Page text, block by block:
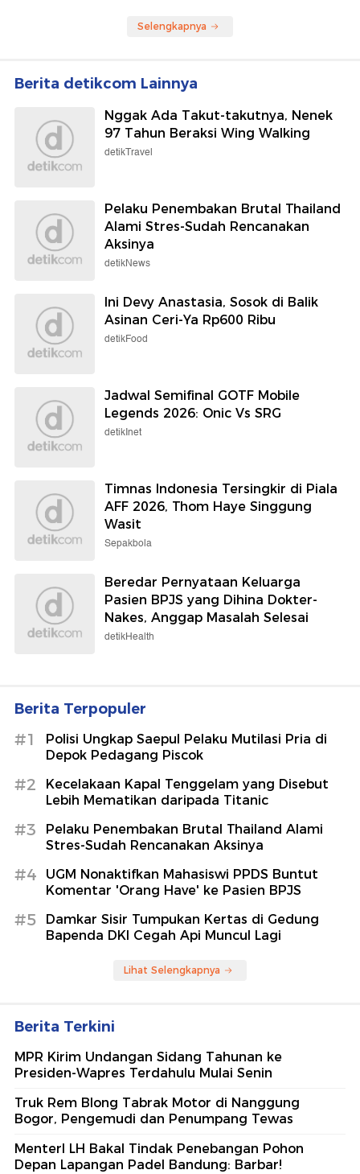
Selengkapnya
Berita detikcom Lainnya
Nggak Ada Takut-takutnya, Nenek
97 Tahun Beraksi Wing Walking
detikTravel
Pelaku Penembakan Brutal Thailand
Alami Stres-Sudah Rencanakan
Aksinya
detikNews
Ini Devy Anastasia, Sosok di Balik
Asinan Ceri-Ya Rp600 Ribu
detikFood
Jadwal Semifinal GOTF Mobile
Legends 2026: Onic Vs SRG
detikInet
Timnas Indonesia Tersingkir di Piala
AFF 2026, Thom Haye Singgung
Wasit
Sepakbola
Beredar Pernyataan Keluarga
Pasien BPJS yang Dihina Dokter-
Nakes, Anggap Masalah Selesai
detikHealth
Berita Terpopuler
#1
Polisi Ungkap Saepul Pelaku Mutilasi Pria di
Depok Pedagang Piscok
#2
Kecelakaan Kapal Tenggelam yang Disebut
Lebih Mematikan daripada Titanic
#3
Pelaku Penembakan Brutal Thailand Alami
Stres-Sudah Rencanakan Aksinya
#4
UGM Nonaktifkan Mahasiswi PPDS Buntut
Komentar 'Orang Have' ke Pasien BPJS
#5
Damkar Sisir Tumpukan Kertas di Gedung
Bapenda DKI Cegah Api Muncul Lagi
Lihat Selengkapnya
Berita Terkini
MPR Kirim Undangan Sidang Tahunan ke
Presiden-Wapres Terdahulu Mulai Senin
Truk Rem Blong Tabrak Motor di Nanggung
Bogor, Pengemudi dan Penumpang Tewas
MenterI LH Bakal Tindak Penebangan Pohon
Depan Lapangan Padel Bandung: Barbar!